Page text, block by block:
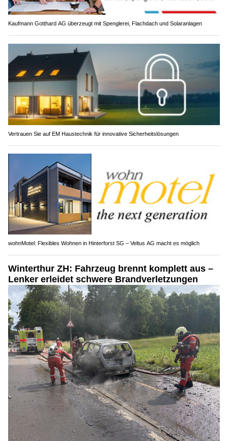
Kaufmann Gotthard AG überzeugt mit Spenglerei, Flachdach und Solaranlagen
Vertrauen Sie auf EM Haustechnik für innovative Sicherheitslösungen
wohnMotel: Flexibles Wohnen in Hinterforst SG – Veltus AG macht es möglich
Winterthur ZH: Fahrzeug brennt komplett aus –
Lenker erleidet schwere Brandverletzungen